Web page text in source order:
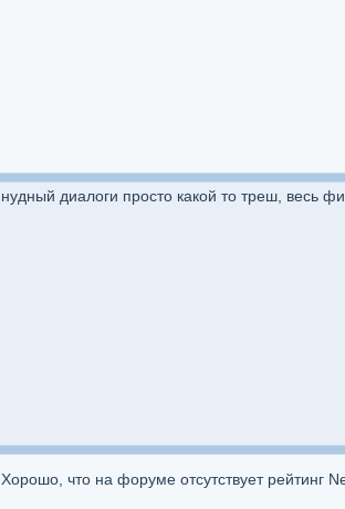
нудный диалоги просто какой то треш, весь
Хорошо, что на форуме отсутствует рейтинг